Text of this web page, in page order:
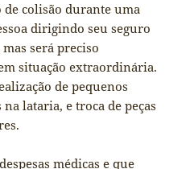
de colisão durante uma
dirigindo seu seguro
será preciso
situação extraordinária.
de pequenos
lataria, e troca de peças
médicas e que